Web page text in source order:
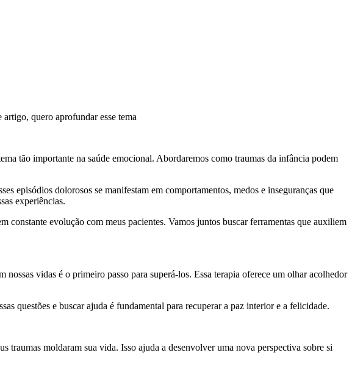
quero aprofundar esse tema
tão importante na saúde emocional. Abordaremos como traumas da infância podem
episódios dolorosos se manifestam em comportamentos, medos e inseguranças que
experiências.
constante evolução com meus pacientes. Vamos juntos buscar ferramentas que auxiliem
vidas é o primeiro passo para superá-los. Essa terapia oferece um olhar acolhedor
questões e buscar ajuda é fundamental para recuperar a paz interior e a felicidade.
traumas moldaram sua vida. Isso ajuda a desenvolver uma nova perspectiva sobre si